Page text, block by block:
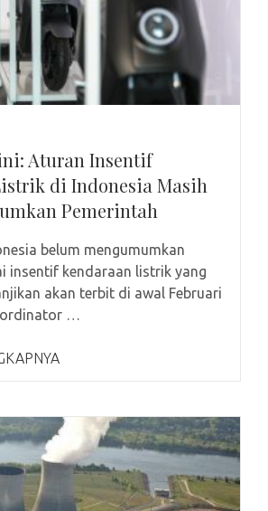
Aturan Insentif
di Indonesia Masih
Pemerintah
belum mengumumkan
insentif kendaraan listrik yang
akan terbit di awal Februari
…